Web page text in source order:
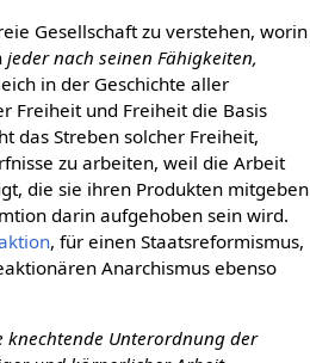
Gesellschaft zu verstehen, worin
jeder nach seinen Fähigkeiten,
in der Geschichte aller
Freiheit und Freiheit die Basis
das Streben solcher Freiheit,
zu arbeiten, weil die Arbeit
die sie ihren Produkten mitgeben
darin aufgehoben sein wird.
, für einen Staatsreformismus,
Anarchismus ebenso
knechtende Unterordnung der